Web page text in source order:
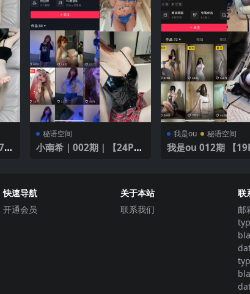
秘语空间
小南希｜002期｜【24P2
我是ou 秘语空间
我是ou 012期
快速导航
开通会员
关于本站
联系我们
联
邮